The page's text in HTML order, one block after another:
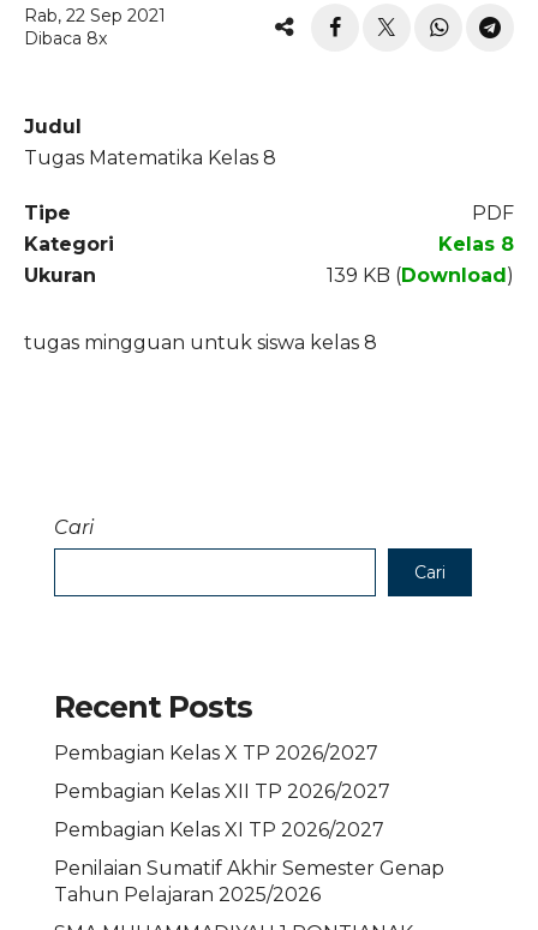
Rab, 22 Sep 2021
Dibaca 8x
Judul
Tugas Matematika Kelas 8
Tipe
PDF
Kategori
Kelas 8
Ukuran
139 KB (Download)
tugas mingguan untuk siswa kelas 8
Cari
Cari
Recent Posts
Pembagian Kelas X TP 2026/2027
Pembagian Kelas XII TP 2026/2027
Pembagian Kelas XI TP 2026/2027
Penilaian Sumatif Akhir Semester Genap
Tahun Pelajaran 2025/2026